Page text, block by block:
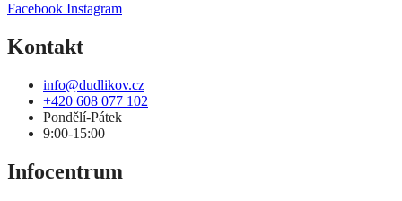
Facebook Instagram
Kontakt
info@dudlikov.cz
+420 608 077 102
Pondělí-Pátek
9:00-15:00
Infocentrum